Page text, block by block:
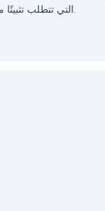
التي تتطلب تثبيتًا مؤقتًا أو تغطية واقية.